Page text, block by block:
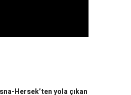
Hersek’ten yola çıkan